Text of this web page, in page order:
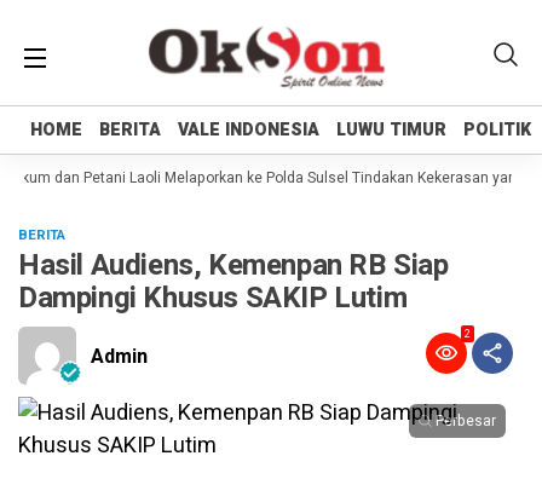
HOME BERITA VALE INDONESIA LUWU TIMUR POLITIK
HOME BERITA VALE INDONESIA LUWU TIMUR POLITIK
dan Petani Laoli Melaporkan ke Polda Sulsel Tindakan Kekerasan yang
BERITA
Hasil Audiens, Kemenpan RB Siap
Dampingi Khusus SAKIP Lutim
Admin
2
Perbesar